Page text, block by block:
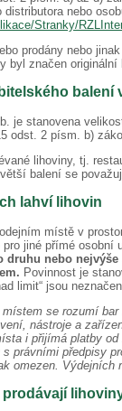
nebo
Stranky/
prodány nebo
byl značen
je stanovena
odst. 2 písm. b)
lihoviny, tj.
větší balení se
lahví lihovin
místě v
jiné přímé osobní
druhu nebo
Povinnost je
limit“ jsou
se rozumí
nástroje a
i přijímá platby
právními předpisy
omezen. Výdejních